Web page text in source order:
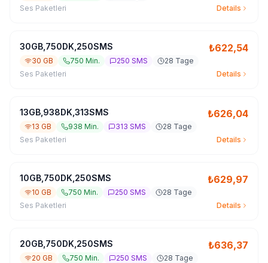
Ses Paketleri
Details
30GB,750DK,250SMS ₺622,54
30 GB 750 Min. 250 SMS
28 Tage
Ses Paketleri
Details
13GB,938DK,313SMS ₺626,04
13 GB 938 Min. 313 SMS
28 Tage
Ses Paketleri
Details
10GB,750DK,250SMS ₺629,97
10 GB 750 Min. 250 SMS
28 Tage
Ses Paketleri
Details
20GB,750DK,250SMS ₺636,37
20 GB 750 Min. 250 SMS 28 Tage